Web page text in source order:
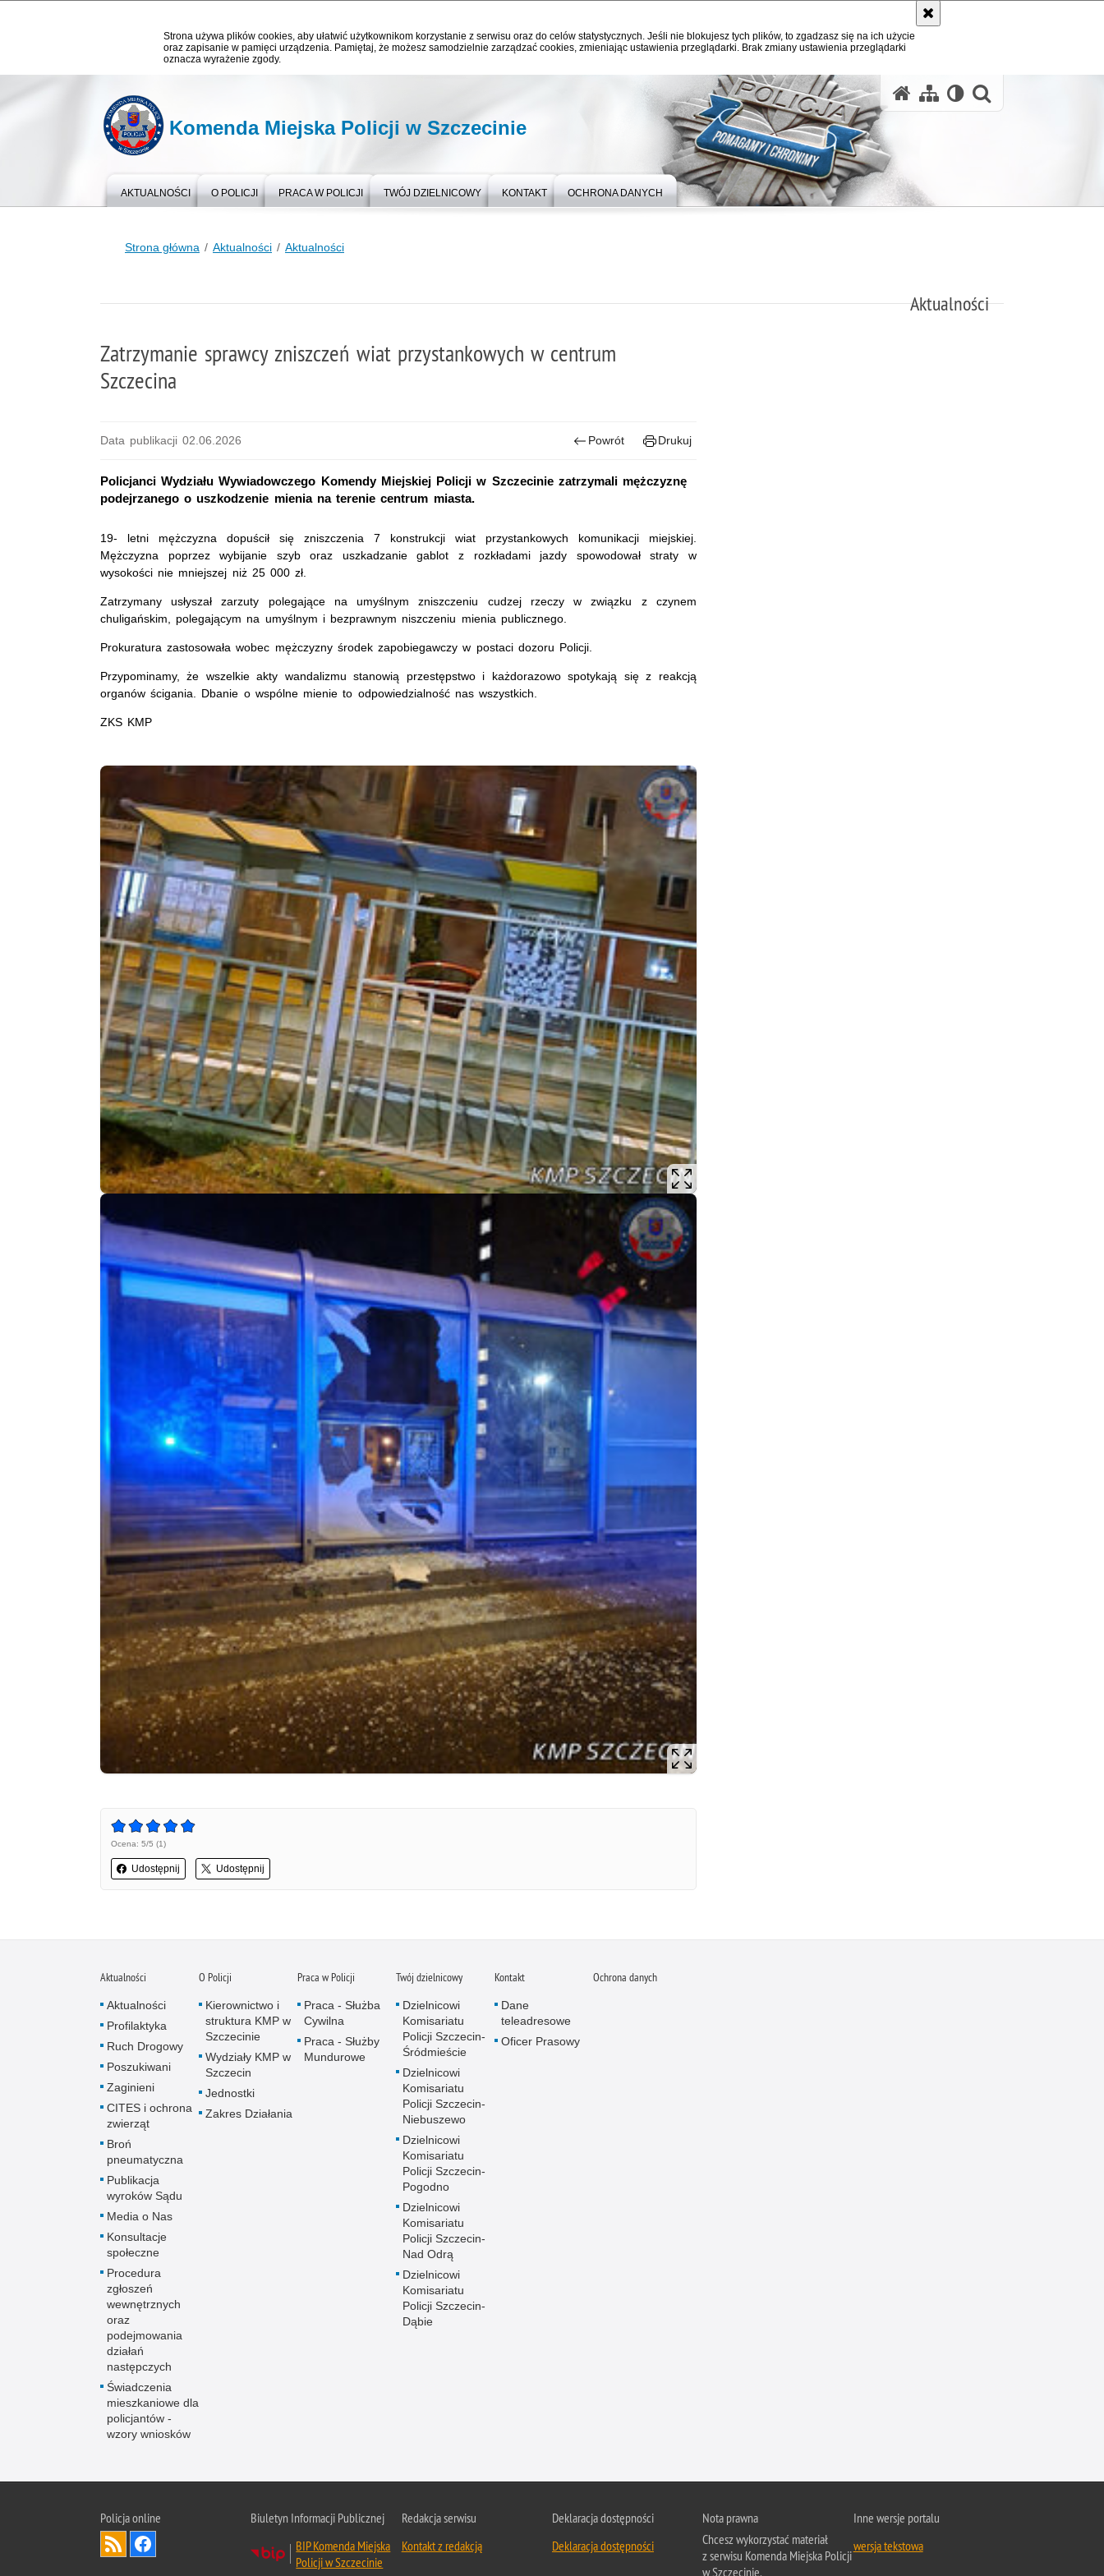
Strona używa plików cookies, aby ułatwić użytkownikom korzystanie z serwisu oraz do celów statystycznych. Jeśli nie blokujesz tych plików, to zgadzasz się na ich użycie
oraz zapisanie w pamięci urządzenia. Pamiętaj, że możesz samodzielnie zarządzać cookies, zmieniając ustawienia przeglądarki. Brak zmiany ustawienia przeglądarki
oznacza wyrażenie zgody.
Komenda Miejska Policji w Szczecinie
AKTUALNOŚCI O POLICJI PRACA W POLICJI TWÓJ DZIELNICOWY KONTAKT OCHRONA DANYCH
Strona główna Aktualności Aktualności
Aktualności
Zatrzymanie sprawcy zniszczeń wiat przystankowych w centrum
Szczecina
Data publikacji 02.06.2026 Powrót Drukuj
Policjanci Wydziału Wywiadowczego Komendy Miejskiej Policji w Szczecinie zatrzymali mężczyznę
podejrzanego o uszkodzenie mienia na terenie centrum miasta.
19- letni mężczyzna dopuścił się zniszczenia 7 konstrukcji wiat przystankowych komunikacji miejskiej.
Mężczyzna poprzez wybijanie szyb oraz uszkadzanie gablot z rozkładami jazdy spowodował straty w
wysokości nie mniejszej niż 25 000 zł.
Zatrzymany usłyszał zarzuty polegające na umyślnym zniszczeniu cudzej rzeczy w związku z czynem
chuligańskim, polegającym na umyślnym i bezprawnym niszczeniu mienia publicznego.
Prokuratura zastosowała wobec mężczyzny środek zapobiegawczy w postaci dozoru Policji.
Przypominamy, że wszelkie akty wandalizmu stanowią przestępstwo i każdorazowo spotykają się z reakcją
organów ścigania. Dbanie o wspólne mienie to odpowiedzialność nas wszystkich.
ZKS KMP
Ocena: 5/5 (1)
Udostępnij Udostępnij
Aktualności
Aktualności
Profilaktyka
Ruch Drogowy
Poszukiwani
Zaginieni
CITES i ochrona
zwierząt
Broń
pneumatyczna
Publikacja
wyroków Sądu
Media o Nas
Konsultacje
społeczne
Procedura
zgłoszeń
wewnętrznych
oraz
podejmowania
działań
następczych
Świadczenia
mieszkaniowe dla
policjantów -
wzory wniosków
O Policji
Kierownictwo i
struktura KMP w
Szczecinie
Wydziały KMP w
Szczecin
Jednostki
Zakres Działania
Praca w Policji
Praca - Służba
Cywilna
Praca - Służby
Mundurowe
Twój dzielnicowy
Dzielnicowi
Komisariatu
Policji Szczecin-
Śródmieście
Dzielnicowi
Komisariatu
Policji Szczecin-
Niebuszewo
Dzielnicowi
Komisariatu
Policji Szczecin-
Pogodno
Dzielnicowi
Komisariatu
Policji Szczecin-
Nad Odrą
Dzielnicowi
Komisariatu
Policji Szczecin-
Dąbie
Kontakt
Dane
teleadresowe
Oficer Prasowy
Ochrona danych
Policja online
Biuletyn Informacji Publicznej
BIP Komenda Miejska
Policji w Szczecinie
Redakcja serwisu
Kontakt z redakcją
Deklaracja dostępności
Deklaracja dostępności
Nota prawna
Chcesz wykorzystać materiał
z serwisu Komenda Miejska Policji
w Szczecinie.
Inne wersje portalu
wersja tekstowa